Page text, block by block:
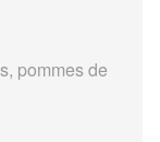
pommes de